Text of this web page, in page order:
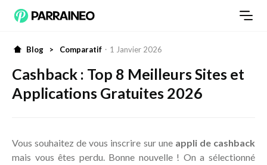
Blog > Comparatif · 1 Janvier 2026
Cashback : Top 8 Meilleurs Sites et
Applications Gratuites 2026
Vous souhaitez de vous inscrire sur une appli de cashback
mais vous êtes perdu. Bonne nouvelle ! On a sélectionné